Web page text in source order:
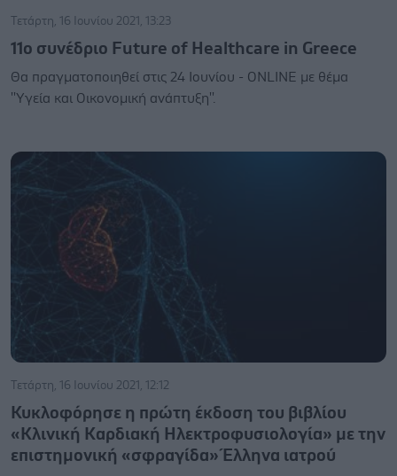
Τετάρτη, 16 Ιουνίου 2021, 13:23
11ο συνέδριο Future of Healthcare in Greece
Θα πραγματοποιηθεί στις 24 Ιουνίου - ONLINE με θέμα
''Υγεία και Οικονομική ανάπτυξη''.
Τετάρτη, 16 Ιουνίου 2021, 12:12
Κυκλοφόρησε η πρώτη έκδοση του βιβλίου
«Κλινική Καρδιακή Ηλεκτροφυσιολογία» με την
επιστημονική «σφραγίδα» Έλληνα ιατρού